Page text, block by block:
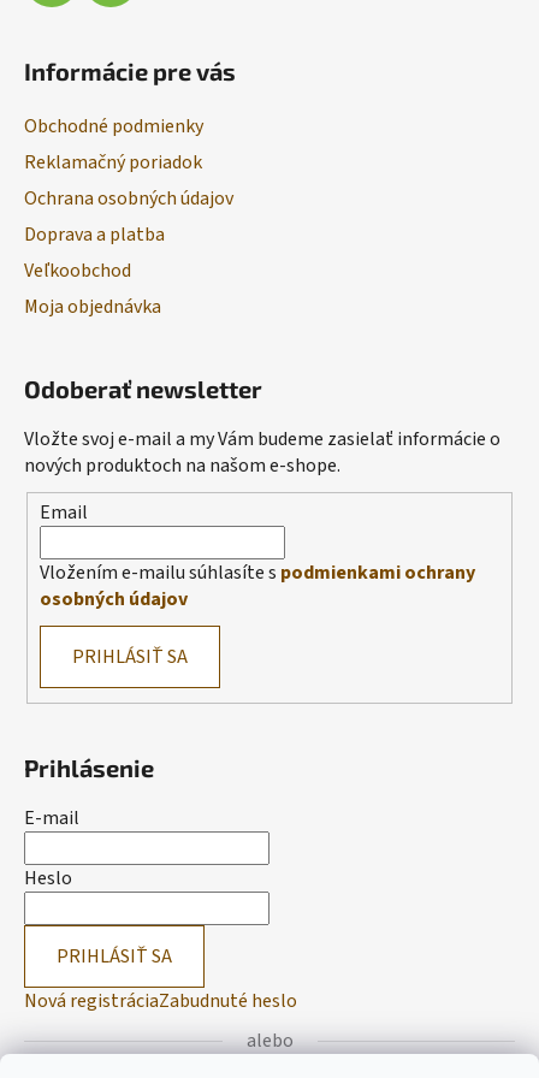
Informácie pre vás
Obchodné podmienky
Reklamačný poriadok
Ochrana osobných údajov
Doprava a platba
Veľkoobchod
Moja objednávka
Odoberať newsletter
Vložte svoj e-mail a my Vám budeme zasielať informácie o
nových produktoch na našom e-shope.
Email
Vložením e-mailu súhlasíte s podmienkami ochrany
osobných údajov
PRIHLÁSIŤ SA
Prihlásenie
E-mail
Heslo
PRIHLÁSIŤ SA
Nová registráciaZabudnuté heslo
alebo